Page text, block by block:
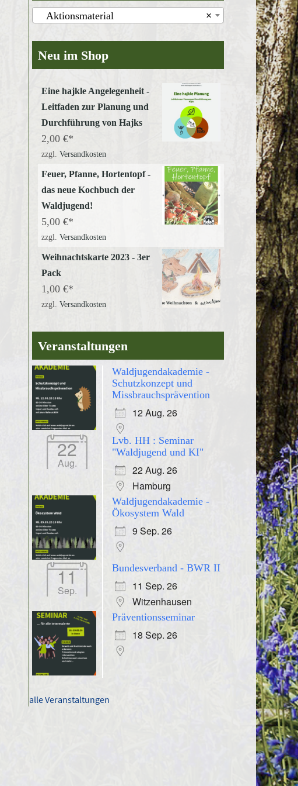
×
Aktionsmaterial
Neu im Shop
Eine hajkle Angelegenheit -
Leitfaden zur Planung und
Durchführung von Hajks
2,00 €
zzgl. Versandkosten
Feuer, Pfanne, Hortentopf -
das neue Kochbuch der
Waldjugend!
5,00 €
zzgl. Versandkosten
Weihnachtskarte 2023 - 3er
Pack
1,00 €
zzgl. Versandkosten
Veranstaltungen
Waldjugendakademie -
Schutzkonzept und
Missbrauchsprävention
12 Aug. 26
22
Aug.
Lvb. HH : Seminar
"Waldjugend und KI"
22 Aug. 26
Hamburg
Waldjugendakademie -
Ökosystem Wald
9 Sep. 26
11
Sep.
Bundesverband - BWR II
11 Sep. 26
Witzenhausen
Präventionsseminar
18 Sep. 26
alle Veranstaltungen